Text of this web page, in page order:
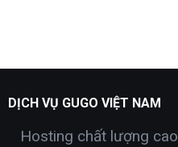
DỊCH VỤ GUGO VIỆT NAM
Hosting chất lượng cao